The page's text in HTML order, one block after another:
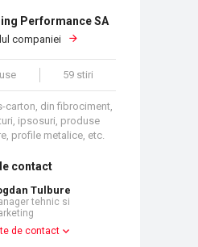
Performance SA
companiei
59 stiri
carton, din fibrociment,
ipsosuri, produse
profile metalice, etc.
contact
Tulbure
tehnic si
de contact